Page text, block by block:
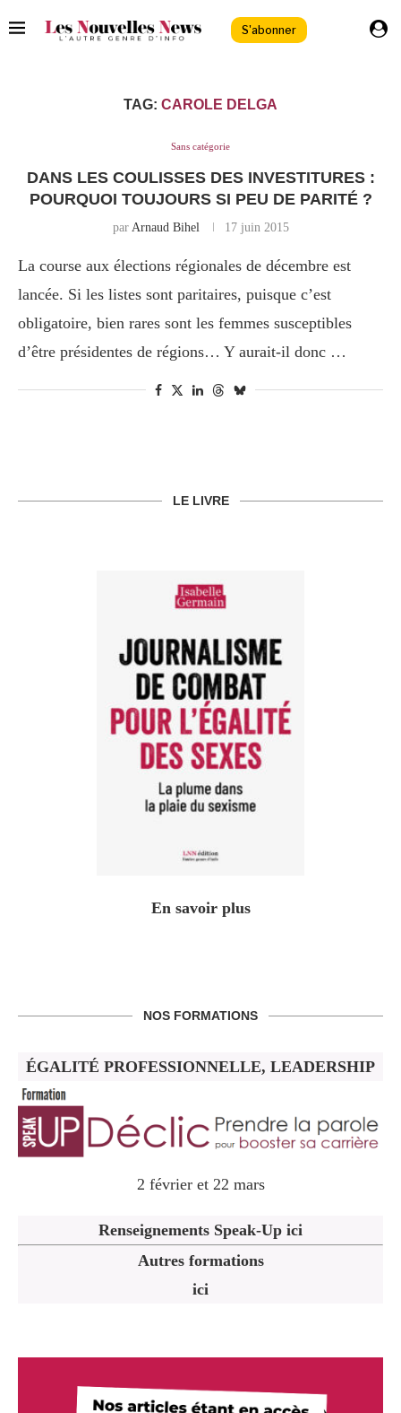
S'abonner
TAG: CAROLE DELGA
Sans catégorie
DANS LES COULISSES DES INVESTITURES :
POURQUOI TOUJOURS SI PEU DE PARITÉ ?
par Arnaud Bihel 17 juin 2015
La course aux élections régionales de décembre est
lancée. Si les listes sont paritaires, puisque c’est
obligatoire, bien rares sont les femmes susceptibles
d’être présidentes de régions… Y aurait-il donc …
LE LIVRE
En savoir plus
NOS FORMATIONS
ÉGALITÉ PROFESSIONNELLE, LEADERSHIP
2 février et 22 mars
Renseignements Speak-Up ici
Autres formations
ici